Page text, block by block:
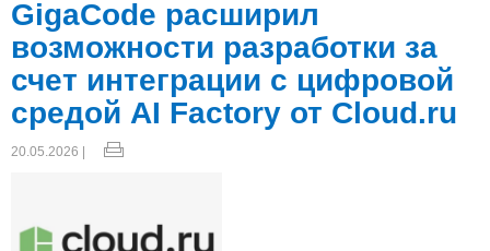
GigaCode расширил
возможности разработки за
счет интеграции с цифровой
средой AI Factory от Cloud.ru
20.05.2026 |